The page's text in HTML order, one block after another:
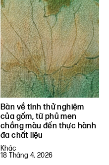
Bàn về tính thử nghiệm
của gốm, từ phủ men
chồng màu đến thực hành
đa chất liệu
Khác
18 Tháng 4, 2026